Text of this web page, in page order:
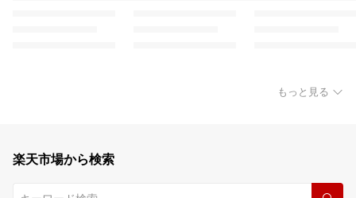
もっと見る
楽天市場から検索